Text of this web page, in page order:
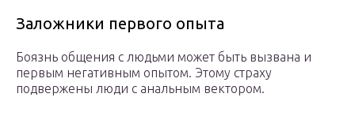
Заложники первого опыта
Боязнь общения с людьми может быть вызвана и
первым негативным опытом. Этому страху
подвержены люди с анальным вектором.